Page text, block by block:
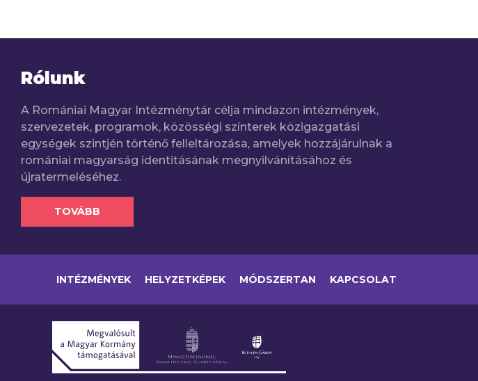
Rólunk
A Romániai Magyar Intézménytár célja mindazon intézmények,
szervezetek, programok, közösségi színterek közigazgatási
egységek szintjén történő felleltározása, amelyek hozzájárulnak a
romániai magyarság identitásának megnyilvánításához és
újratermeléséhez.
TOVÁBB
INTÉZMÉNYEK HELYZETKÉPEK MÓDSZERTAN KAPCSOLAT